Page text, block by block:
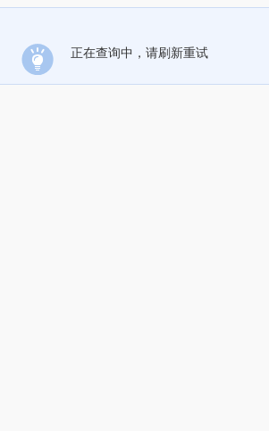
正在查询中，请刷新重试